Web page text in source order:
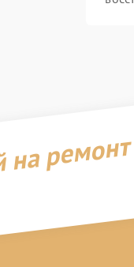
ремонт